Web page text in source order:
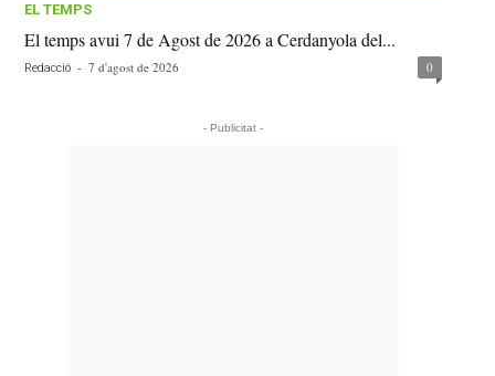
EL TEMPS
El temps avui 7 de Agost de 2026 a Cerdanyola del...
Redacció - 7 d'agost de 2026 0
- Publicitat -